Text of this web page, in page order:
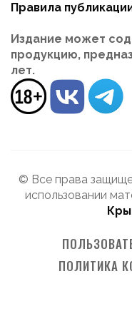
Правила
Издание может
продукцию,
лет.
© Все права
использовании
ПОЛИТИКА